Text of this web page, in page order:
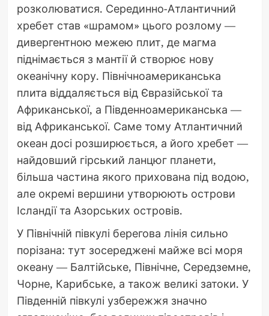
розколюватися. Серединно-Атлантичний
хребет став «шрамом» цього розлому —
дивергентною межею плит, де магма
піднімається з мантії й створює нову
океанічну кору. Північноамериканська
плита віддаляється від Євразійської та
Африканської, а Південноамериканська —
від Африканської. Саме тому Атлантичний
океан досі розширюється, а його хребет —
найдовший гірський ланцюг планети,
більша частина якого прихована під водою,
але окремі вершини утворюють острови
Ісландії та Азорських островів.
У Північній півкулі берегова лінія сильно
порізана: тут зосереджені майже всі моря
океану — Балтійське, Північне, Середземне,
Чорне, Карибське, а також великі затоки. У
Південній півкулі узбережжя значно